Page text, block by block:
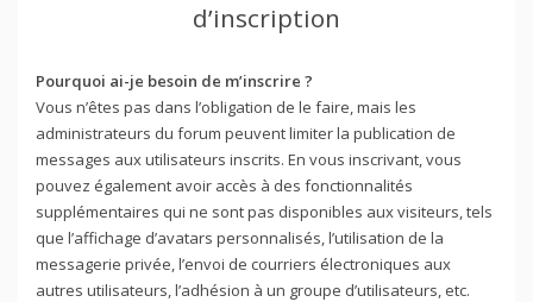
d’inscription
Pourquoi ai-je besoin de m’inscrire ?
Vous n’êtes pas dans l’obligation de le faire, mais les
administrateurs du forum peuvent limiter la publication de
messages aux utilisateurs inscrits. En vous inscrivant, vous
pouvez également avoir accès à des fonctionnalités
supplémentaires qui ne sont pas disponibles aux visiteurs, tels
que l’affichage d’avatars personnalisés, l’utilisation de la
messagerie privée, l’envoi de courriers électroniques aux
autres utilisateurs, l’adhésion à un groupe d’utilisateurs, etc.